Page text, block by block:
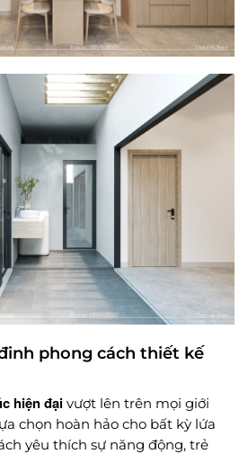
phong cách thiết kế
hiện đại vượt lên trên mọi giới
chọn hoàn hảo cho bất kỳ lứa
yêu thích sự năng động, trẻ